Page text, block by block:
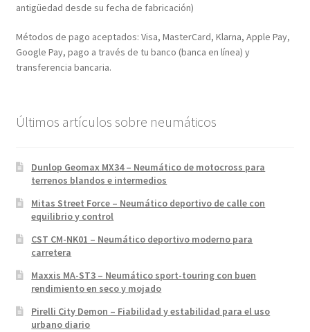
antigüedad desde su fecha de fabricación)
Métodos de pago aceptados: Visa, MasterCard, Klarna, Apple Pay,
Google Pay, pago a través de tu banco (banca en línea) y
transferencia bancaria.
Últimos artículos sobre neumáticos
Dunlop Geomax MX34 – Neumático de motocross para
terrenos blandos e intermedios
Mitas Street Force – Neumático deportivo de calle con
equilibrio y control
CST CM-NK01 – Neumático deportivo moderno para
carretera
Maxxis MA-ST3 – Neumático sport-touring con buen
rendimiento en seco y mojado
Pirelli City Demon – Fiabilidad y estabilidad para el uso
urbano diario